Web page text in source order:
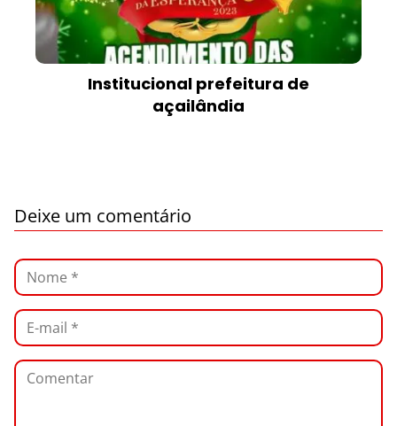
Institucional prefeitura de
açailândia
Deixe um comentário